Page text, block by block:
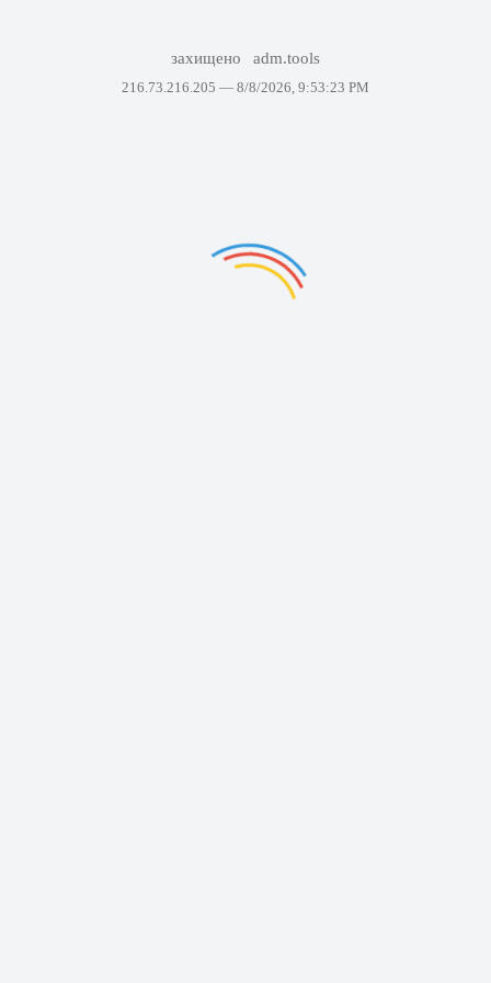
захищено adm.tools
216.73.216.205 — 8/8/2026, 9:53:23 PM